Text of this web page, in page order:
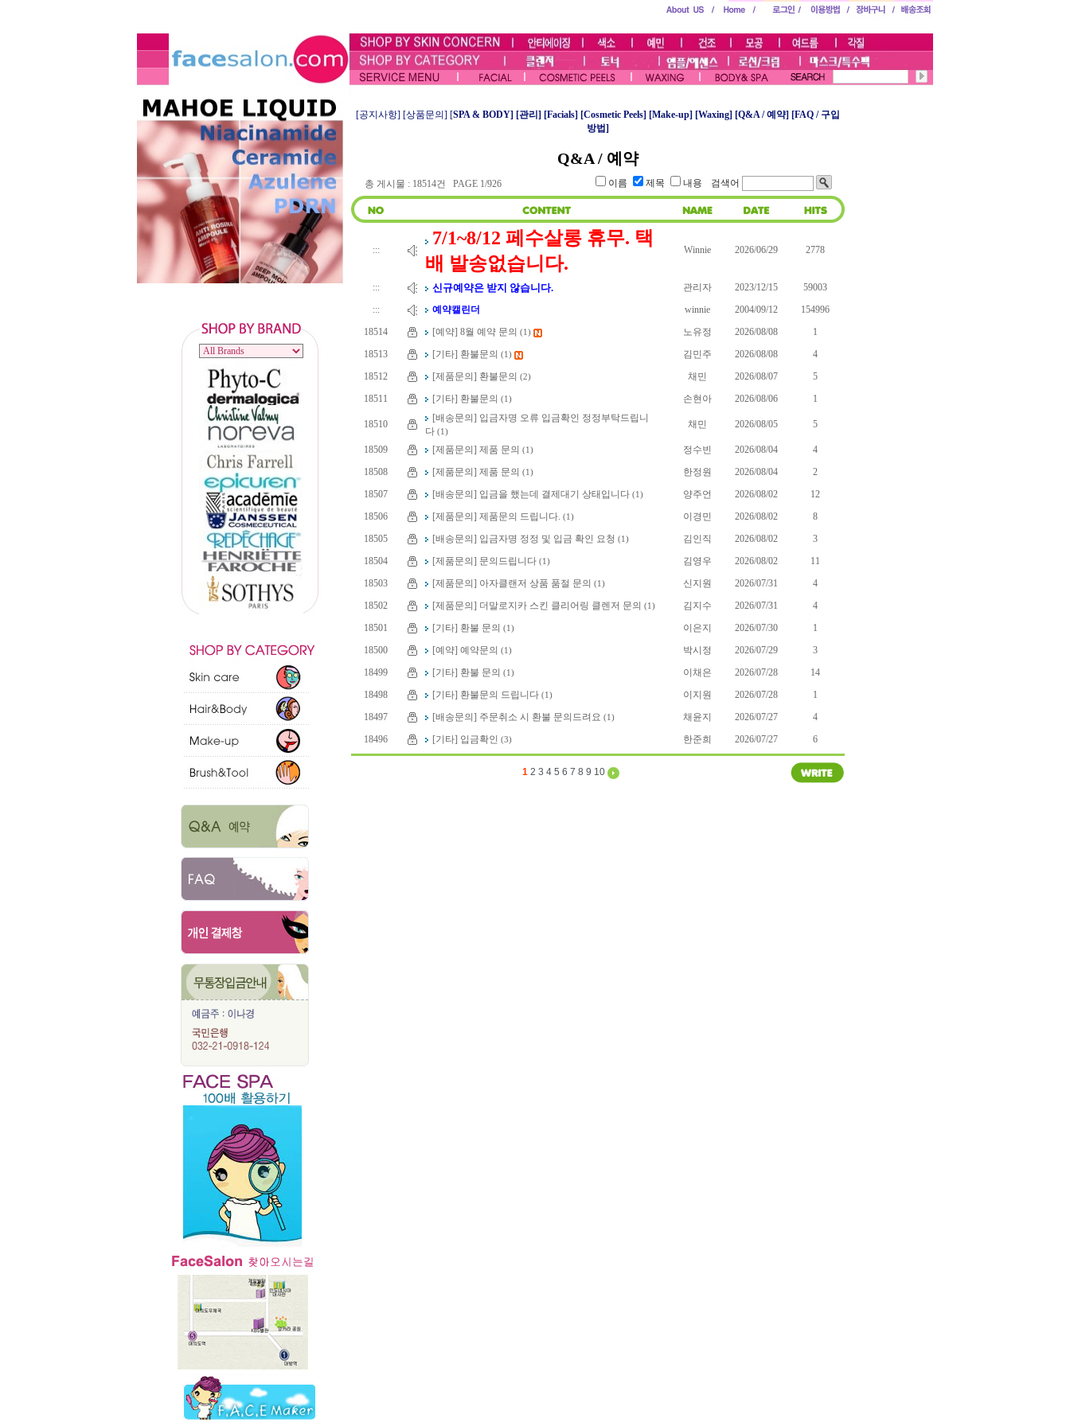
[공지사항] [상품문의] [SPA & BODY] [관리] [Facials] [Cosmetic Peels] [Make-up] [Waxing] [Q&A / 예약] [FAQ / 구입
방법]
Q&A / 예약
총 게시물 : 18514건 PAGE 1/926 이름 제목 내용 검색어
:::
7/1~8/12 페수살롱 휴무. 택
배 발송없습니다.
Winnie 2026/06/29 2778
::: 신규예약은 받지 않습니다. 관리자 2023/12/15
59003
:::
예약캘린더 winnie 2004/09/12
154996
18514
[예약] 8월 예약 문의 (1) 노유정 2026/08/08
1
18513
[기타] 환불문의 (1) 김민주 2026/08/08
4
18512
[제품문의] 환불문의 (2) 채민 2026/08/07
5
18511
[기타] 환불문의 (1) 손현아 2026/08/06 1
18510
[배송문의] 입금자명 오류 입금확인 정정부탁드립니
다 (1)
채민 2026/08/05 5
18509 [제품문의] 제품 문의 (1) 정수빈 2026/08/04
4
18508
[제품문의] 제품 문의 (1) 한정원 2026/08/04
2
18507
[배송문의] 입금을 했는데 결제대기 상태입니다 (1) 양주언 2026/08/02
12
18506
[제품문의] 제품문의 드립니다. (1) 이경민 2026/08/02
8
18505
[배송문의] 입금자명 정정 및 입금 확인 요청 (1) 김인직 2026/08/02
3
18504
[제품문의] 문의드립니다 (1) 김영우 2026/08/02
11
18503
[제품문의] 아자클랜저 상품 품절 문의 (1) 신지원 2026/07/31
4
18502
[제품문의] 더말로지카 스킨 클리어링 클렌저 문의 (1) 김지수 2026/07/31
4
18501
[기타] 환불 문의 (1) 이은지 2026/07/30
1
18500
[예약] 예약문의 (1) 박시정 2026/07/29
3
18499
[기타] 환불 문의 (1) 이채은 2026/07/28
14
18498
[기타] 환불문의 드립니다 (1) 이지원 2026/07/28
1
18497
[배송문의] 주문취소 시 환불 문의드려요 (1) 채윤지 2026/07/27
4
18496
[기타] 입금확인 (3) 한준희 2026/07/27 6
1 2 3 4 5 6 7 8 9 10